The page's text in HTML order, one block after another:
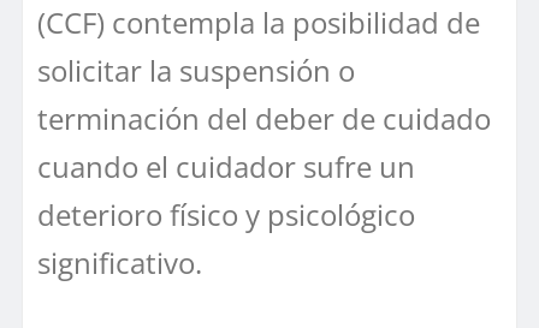
(CCF) contempla la posibilidad de
solicitar la suspensión o
terminación del deber de cuidado
cuando el cuidador sufre un
deterioro físico y psicológico
significativo.